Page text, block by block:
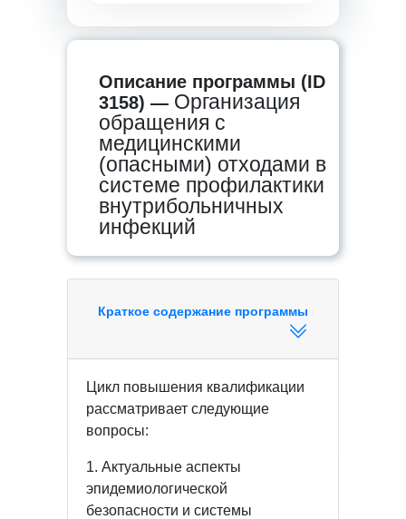
Описание программы (ID
3158) — Организация
обращения с
медицинскими
(опасными) отходами в
системе профилактики
внутрибольничных
инфекций
Краткое содержание программы
Цикл повышения квалификации
рассматривает следующие
вопросы:
1. Актуальные аспекты
эпидемиологической
безопасности и системы